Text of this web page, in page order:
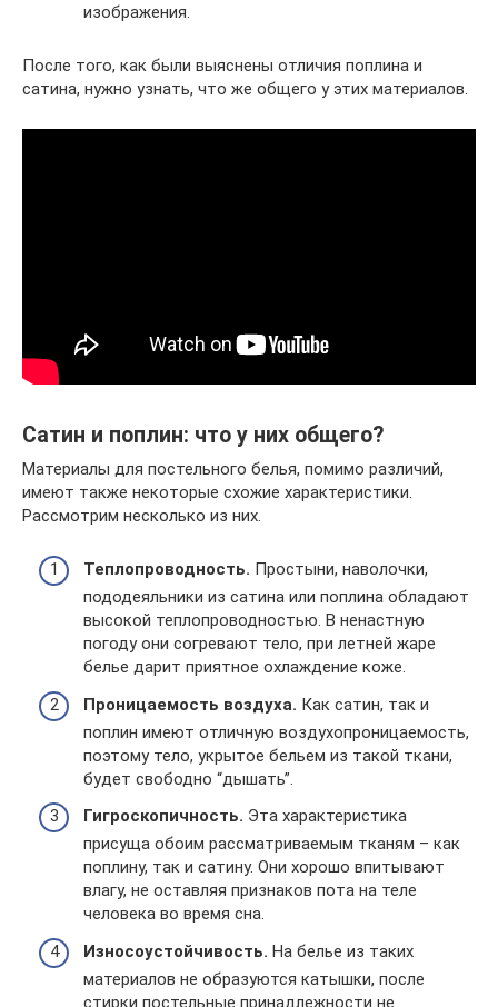
изображения.
После того, как были выяснены отличия поплина и
сатина, нужно узнать, что же общего у этих материалов.
Сатин и поплин: что у них общего?
Материалы для постельного белья, помимо различий,
имеют также некоторые схожие характеристики.
Рассмотрим несколько из них.
Теплопроводность. Простыни, наволочки,
пододеяльники из сатина или поплина обладают
высокой теплопроводностью. В ненастную
погоду они согревают тело, при летней жаре
белье дарит приятное охлаждение коже.
Проницаемость воздуха. Как сатин, так и
поплин имеют отличную воздухопроницаемость,
поэтому тело, укрытое бельем из такой ткани,
будет свободно “дышать”.
Гигроскопичность. Эта характеристика
присуща обоим рассматриваемым тканям – как
поплину, так и сатину. Они хорошо впитывают
влагу, не оставляя признаков пота на теле
человека во время сна.
Износоустойчивость. На белье из таких
материалов не образуются катышки, после
стирки постельные принадлежности не